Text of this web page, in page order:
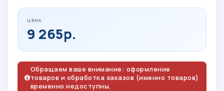
ЦЕНА
9 265р.
Обращаем ваше внимание: оформление
товаров и обработка заказов (именно товаров)
временно недоступны.